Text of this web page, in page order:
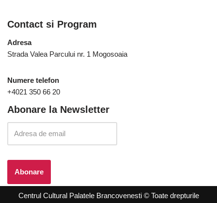
Contact si Program
Adresa
Strada Valea Parcului nr. 1 Mogosoaia
Numere telefon
+4021 350 66 20
Abonare la Newsletter
Centrul Cultural Palatele Brancovenesti © Toate drepturile